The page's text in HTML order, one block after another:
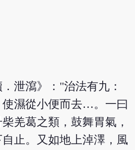
．泄瀉》："治法有九：
使濕從小便而去…。一曰
羌葛之類，鼓舞胃氣，
止。又如地上淖澤，風